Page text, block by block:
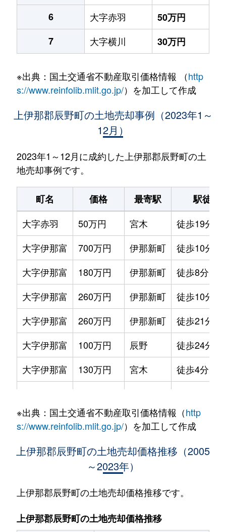
6
大字赤羽
50万円
7
大字横川 30万円
※出典：国土交通省不動産取引価格情報 （http
s://www.reinfolib.mlit.go.jp/）を加工して作成
上伊那郡辰野町の土地売却事例（2023年1～
12月）
2023年1～12月に成約した上伊那郡辰野町の土
地売却事例です。
町名 価格 最寄駅
駅徒歩
大字赤羽
50万円 宮木
徒歩19分
大字伊那富
700万円 伊那新町
徒歩10分
大字伊那富
180万円 伊那新町
徒歩8分
大字伊那富
260万円 伊那新町
徒歩10分
大字伊那富
260万円 伊那新町
徒歩21分
大字伊那富
100万円 辰野
徒歩24分
大字伊那富
130万円 宮木
徒歩4分
大字伊那富
550万円 宮木
徒歩19分
25万円 信濃川島
大字辰野
120万円 辰野
徒歩5分
大字辰野
630万円 辰野
※出典：国土交通省不動産取引価格情報（http
s://www.reinfolib.mlit.go.jp/）を加工して作成
上伊那郡辰野町の土地売却価格推移（2005
～2023年）
上伊那郡辰野町の土地売却価格推移です。
上伊那郡辰野町の土地売却価格推移